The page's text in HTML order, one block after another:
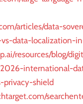
articles/data-
data-localization-
resources/blog/
international-
shield